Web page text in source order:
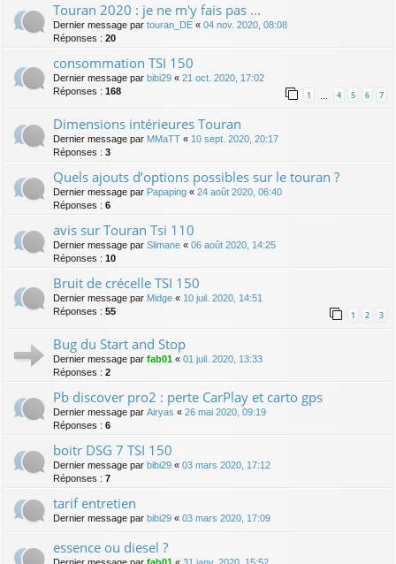
Touran 2020 : je ne m'y fais pas ...
Dernier message par touran_DE « 04 nov. 2020, 08:08
Réponses : 20
consommation TSI 150
Dernier message par bibi29 « 21 oct. 2020, 17:02
Réponses : 168 1 4 5 6 7
Dimensions intérieures Touran
Dernier message par MMaTT « 10 sept. 2020, 20:17
Réponses : 3
Quels ajouts d’options possibles sur le touran ?
Dernier message par Papaping « 24 août 2020, 06:40
Réponses : 6
avis sur Touran Tsi 110
Dernier message par Slimane « 06 août 2020, 14:25
Réponses : 10
Bruit de crécelle TSI 150
Dernier message par Midge « 10 juil. 2020, 14:51
Réponses : 55 1 2 3
Bug du Start and Stop
Dernier message par fab01 « 01 juil. 2020, 13:33
Réponses : 2
Pb discover pro2 : perte CarPlay et carto gps
Dernier message par Airyas « 26 mai 2020, 09:19
Réponses : 6
boitr DSG 7 TSI 150
Dernier message par bibi29 « 03 mars 2020, 17:12
Réponses : 7
tarif entretien
Dernier message par bibi29 « 03 mars 2020, 17:09
essence ou diesel ?